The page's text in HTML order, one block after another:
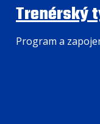
Trenérský
Program a